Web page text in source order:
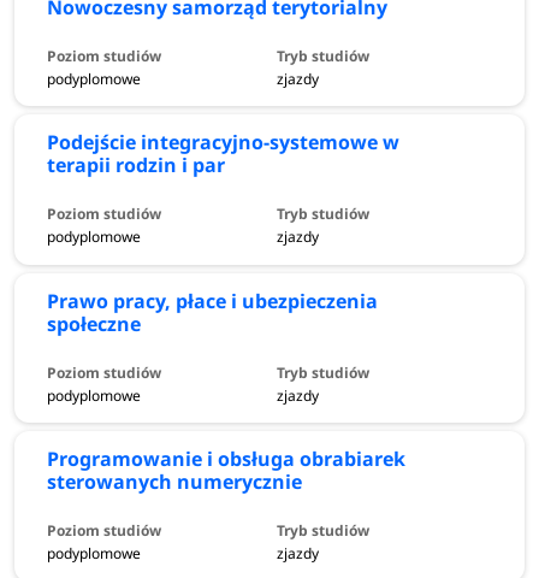
Nowoczesny samorząd terytorialny
podyplomowe zjazdy
Podejście integracyjno-systemowe w
terapii rodzin i par
podyplomowe zjazdy
Prawo pracy, płace i ubezpieczenia
społeczne
podyplomowe zjazdy
Programowanie i obsługa obrabiarek
sterowanych numerycznie
podyplomowe zjazdy